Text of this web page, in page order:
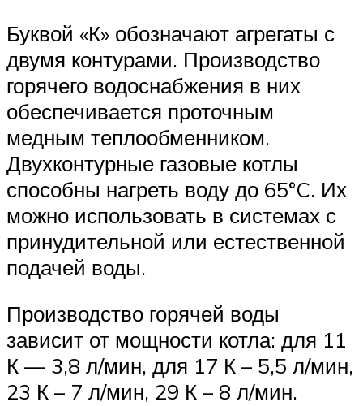
Буквой «К» обозначают агрегаты с
двумя контурами. Производство
горячего водоснабжения в них
обеспечивается проточным
медным теплообменником.
Двухконтурные газовые котлы
способны нагреть воду до 65°C. Их
можно использовать в системах с
принудительной или естественной
подачей воды.
Производство горячей воды
зависит от мощности котла: для 11
К — 3,8 л/мин, для 17 К – 5,5 л/мин,
23 К – 7 л/мин, 29 К – 8 л/мин.